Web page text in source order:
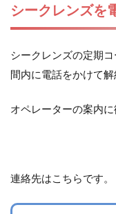
シークレンズを
シークレンズの定期
間内に電話をかけて解
オペレーターの案内に
連絡先はこちらです。